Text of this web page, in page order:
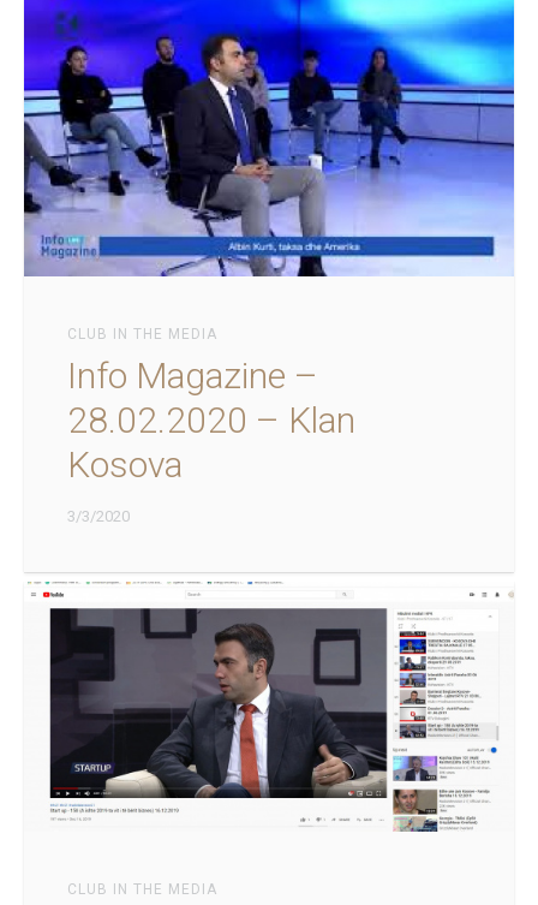
CLUB IN THE MEDIA
Info Magazine –
28.02.2020 – Klan
Kosova
3/3/2020
CLUB IN THE MEDIA